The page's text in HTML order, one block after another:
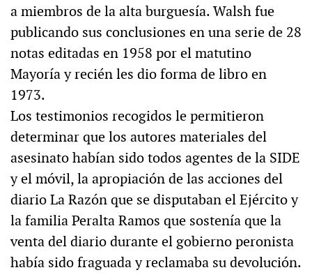
a miembros de la alta burguesía. Walsh fue
publicando sus conclusiones en una serie de 28
notas editadas en 1958 por el matutino
Mayoría y recién les dio forma de libro en
1973.
Los testimonios recogidos le permitieron
determinar que los autores materiales del
asesinato habían sido todos agentes de la SIDE
y el móvil, la apropiación de las acciones del
diario La Razón que se disputaban el Ejército y
la familia Peralta Ramos que sostenía que la
venta del diario durante el gobierno peronista
había sido fraguada y reclamaba su devolución.